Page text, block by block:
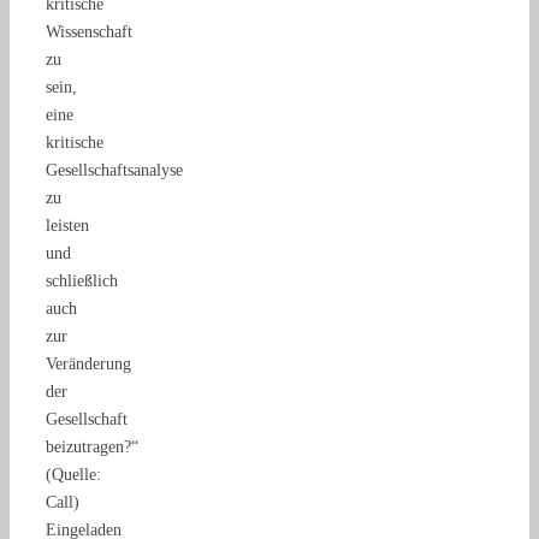
kritische
Wissenschaft
zu
sein,
eine
kritische
Gesellschaftsanalyse
zu
leisten
und
schließlich
auch
zur
Veränderung
der
Gesellschaft
beizutragen?“
(Quelle:
Call)
Eingeladen